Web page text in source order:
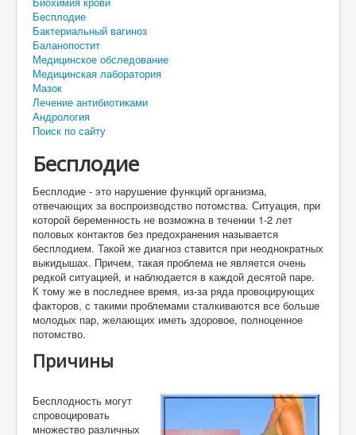
Бесплодие
Бактериальный вагиноз
Баланопостит
Медицинское обследование
Медицинская лаборатория
Мазок
Лечение антибиотиками
Андрология
Поиск по сайту
Бесплодие
Бесплодие - это нарушение функций организма,
отвечающих за воспроизводство потомства. Ситуация, при
которой беременность не возможна в течении 1-2 лет
половых контактов без предохранения называется
бесплодием. Такой же диагноз ставится при неоднократных
выкидышах. Причем, такая проблема не является очень
редкой ситуацией, и наблюдается в каждой десятой паре.
К тому же в последнее время, из-за ряда провоцирующих
факторов, с такими проблемами сталкиваются все больше
молодых пар, желающих иметь здоровое, полноценное
потомство.
Причины
Бесплодность могут
спровоцировать
множество различных